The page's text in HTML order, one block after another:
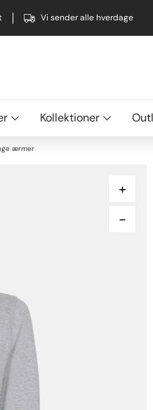
Vi sender alle hverdage
Kollektioner
ærmer
+
-